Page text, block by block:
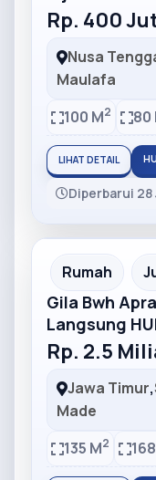
Rp. 400
Nusa
Maulafa
100 M2 80
LIHAT DETAIL
Diperbarui
Partner Ad
Rumah
Gila Bwh
Langsung
Rp. 2.5
Jawa Timur,
Made
135 M2